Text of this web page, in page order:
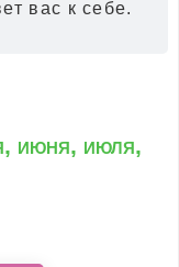
вас к себе.
июня, июля,